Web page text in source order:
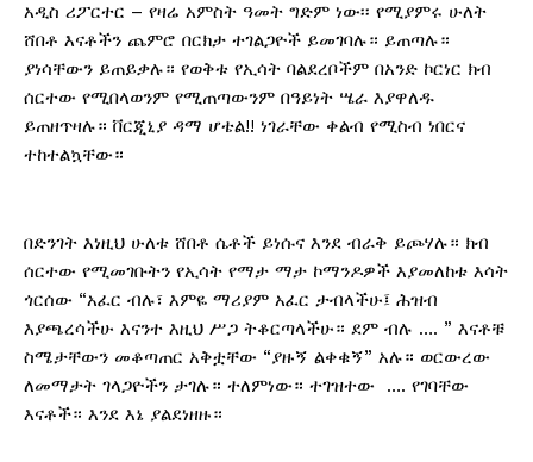
አዲስ ሪፖርተር – የዛሬ አምስት ዓመት ግድም ነው፡፡ የሚያምሩ ሁለት
ሸበቶ እናቶችን ጨምሮ በርክታ ተገልጋዮች ይመገባሉ። ይጠጣሉ።
ያነሳቸውን ይጠይቃሉ። የወቅቱ የኢሳት ባልደረቦችም በአንድ ኮርነር ክብ
ሰርተው የሚበላወንም የሚጠጣውንም በዓይነት ሤራ እያዋለዱ
ይጠዘጥዛሉ። ቨርጂኒያ ዳማ ሆቴል!! ነገራቸው ቀልብ የሚስብ ነበርና
ተከተልኳቸው።
በድንገት እነዚህ ሁለቱ ሸበቶ ሴቶች ይነሱና እንደ ብራቅ ይጮሃሉ። ክብ
ሰርተው የሚመገቡትን የኢሳት የማታ ማታ ኮማንዶዎች እያመለከቱ እሳት
ጎርሰው “አፈር ብሉ፣ እምዬ ማሪያም አፈር ታብላችሁ፤ ሕዝብ
እያጫረሳችሁ እናንተ እዚህ ሥጋ ትቆርጣላችሁ። ደም ብሉ …. ” እናቶቹ
ስሜታቸውን መቆጣጠር አቅቷቸው “ያዙኝ ልቀቁኝ” አሉ። ወርውረው
ለመማታት ገላጋዮችን ታገሉ። ተለምነው። ተገዝተው …. የገባቸው
እናቶች። እንደ እኔ ያልደነዘዙ።